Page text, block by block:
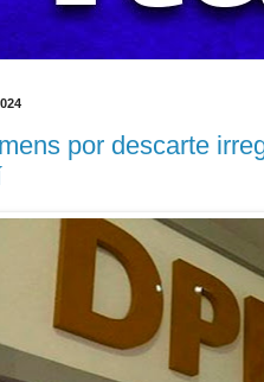
por descarte